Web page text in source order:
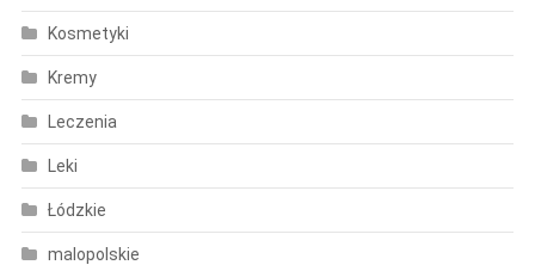
Kosmetyki
Kremy
Leczenia
Leki
Łódzkie
malopolskie